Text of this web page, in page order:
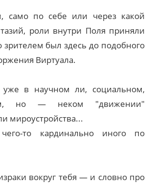
само по себе или через какой
роли внутри Поля приняли
был здесь до подобного
Виртуала.
в научном ли, социальном,
но — неком "движении"
мироустройства...
то кардинально иного по
вокруг тебя — и словно про